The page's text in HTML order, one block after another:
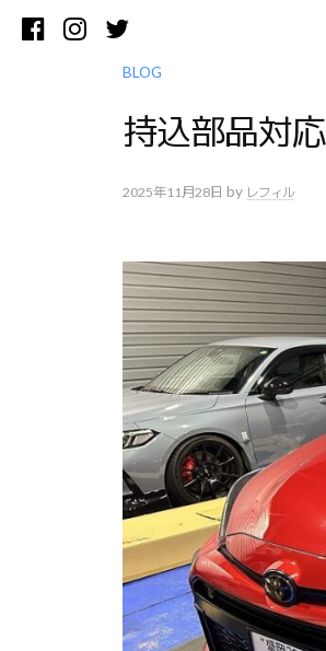
FacebookInstagramTwitter
BLOG
持込部品対応
2025年11月28日 by レフィル